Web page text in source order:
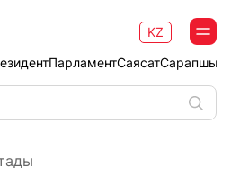
ПарламентСаясат
KZ